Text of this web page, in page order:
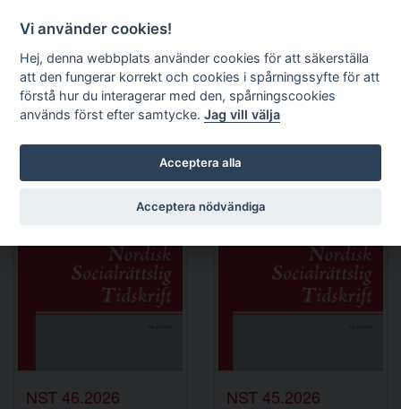
Nordisk socialrättslig
tidskrift
Utgivna nummer
NST 46.2026 NST 45.2026
Vi använder cookies!
Hej, denna webbplats använder cookies för att säkerställa
att den fungerar korrekt och cookies i spårningssyfte för att
förstå hur du interagerar med den, spårningscookies
används först efter samtycke.Jag vill välja
Acceptera alla
Acceptera nödvändiga